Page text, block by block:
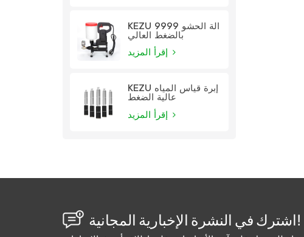
KEZU 9999 آلة الحشو
بالضغط العالي
KEZU إبرة قياس المياه
عالية الضغط
اشترك في النشرة الإخبارية المجانية!